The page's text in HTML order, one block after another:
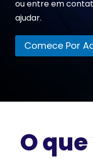
ou entre em
ajudar.
Comece Por
O